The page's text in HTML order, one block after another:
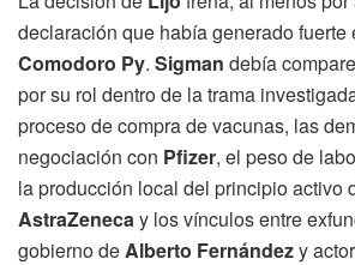
declaración que había generado fuerte
Comodoro Py. Sigman debía
por su rol dentro de la trama
proceso de compra de vacunas, las
negociación con Pfizer, el peso de
la producción local del principio activo
AstraZenecay los vínculos entre
gobierno deAlberto Fernándezy